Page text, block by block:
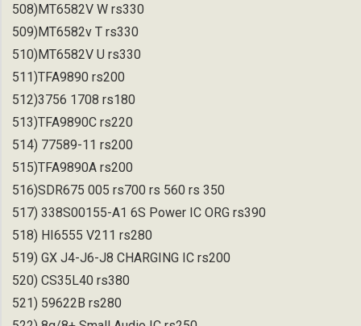
508)MT6582V W rs330
509)MT6582v T rs330
510)MT6582V U rs330
511)TFA9890 rs200
512)3756 1708 rs180
513)TFA9890C rs220
514) 77589-11 rs200
515)TFA9890A rs200
516)SDR675 005 rs700 rs 560 rs 350
517) 338S00155-A1 6S Power IC ORG rs390
518) HI6555 V211 rs280
519) GX J4-J6-J8 CHARGING IC rs200
520) CS35L40 rs380
521) 59622B rs280